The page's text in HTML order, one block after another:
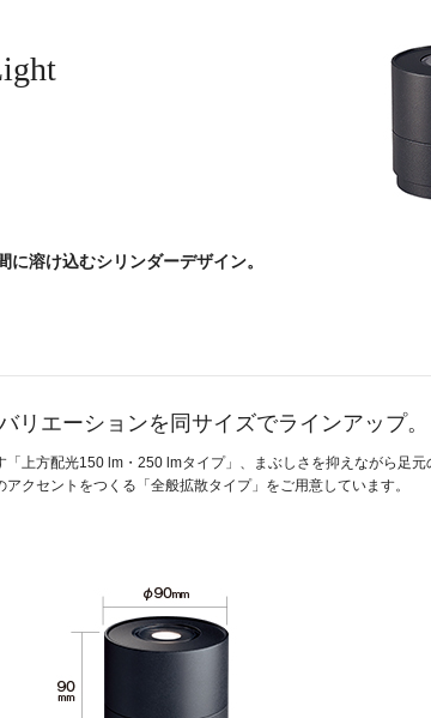
に溶け込むシリンダーデザイン。
リエーションを同サイズでラインアップ。
「上方配光150 lm・250 lmタイプ」、まぶしさを抑えながら足元
アクセントをつくる「全般拡散タイプ」をご用意しています。